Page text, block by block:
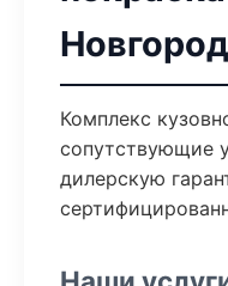
Новгород
Комплекс
сопутствующие
дилерскую